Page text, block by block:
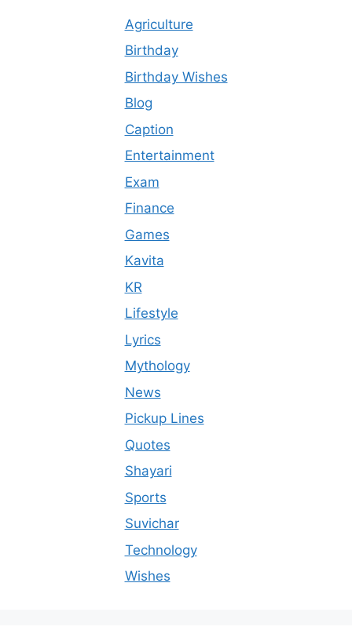
Agriculture
Birthday
Birthday Wishes
Blog
Caption
Entertainment
Exam
Finance
Games
Kavita
KR
Lifestyle
Lyrics
Mythology
News
Pickup Lines
Quotes
Shayari
Sports
Suvichar
Technology
Wishes